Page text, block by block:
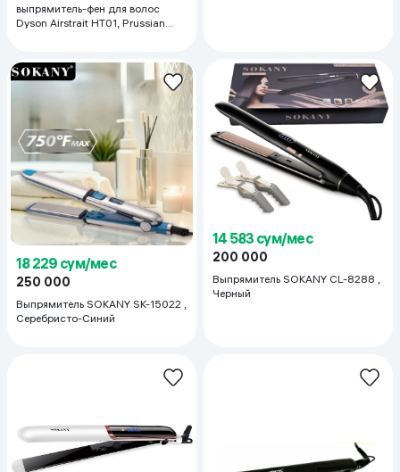
выпрямитель-фен для волос
Dyson Airstrait HT01, Prussian
18 229 сум/мес
250 000
Выпрямитель SOKANY SK-15022 ,
Серебристо-Синий
14 583 сум/мес
200 000
Выпрямитель SOKANY CL-8288 ,
Черный